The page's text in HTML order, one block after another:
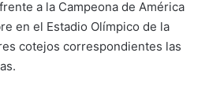
a la Campeona de América
en el Estadio Olímpico de la
cotejos correspondientes las